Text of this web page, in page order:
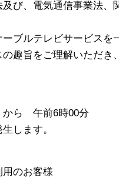
び、電気通信事業法
ブルテレビサービス
趣旨をご理解いただ
ら 午前6時00分
します。
用のお客様